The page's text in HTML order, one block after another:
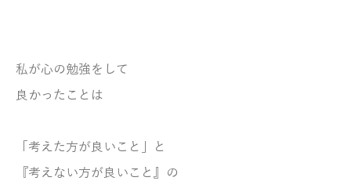
私が心の勉強をして
良かったことは
「考えた方が良いこと」と
『考えない方が良いこと』の